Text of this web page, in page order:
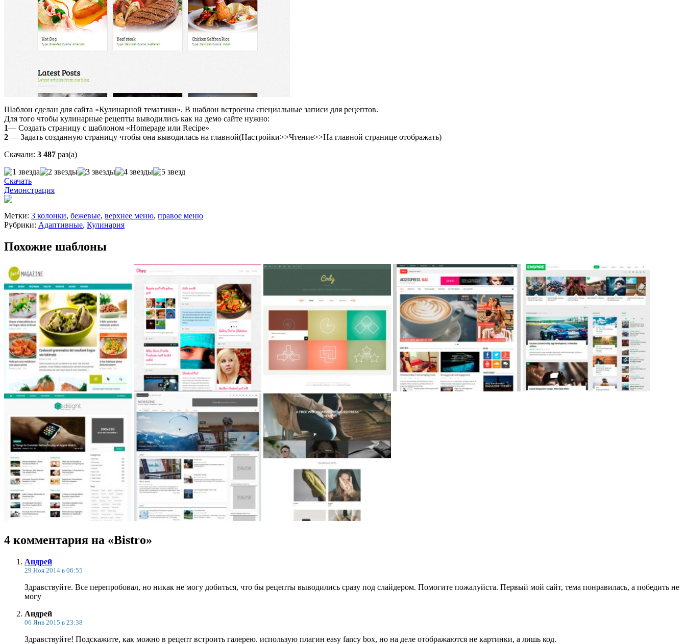
Шаблон сделан для сайта «Кулинарной тематики». В шаблон встроены специальные записи для рецептов.
Для того чтобы кулинарные рецепты выводились как на демо сайте нужно:
1— Создать страницу с шаблоном «Homepage или Recipe»
2 — Задать созданную страницу чтобы она выводилась на главной(Настройки>>Чтение>>На главной странице отображать)
Скачали: 3 487 раз(а)
Скачать
Демонстрация
Метки: 3 колонки, бежевые, верхнее меню, правое меню
Рубрики: Адаптивные, Кулинария
Похожие шаблоны
4 комментария на «Bistro»
Андрей
29 Ноя 2014 в 06:55
Здравствуйте. Все перепробовал, но никак не могу добиться, что бы рецепты выводились сразу под слайдером. Помогите пожалуйста. Первый мой сайт, тема понравилась, а победить не
могу
Андрей
06 Янв 2015 в 23:38
Здравствуйте! Подскажите, как можно в рецепт встроить галерею. использую плагин easy fancy box, но на деле отображаются не картинки, а лишь код.